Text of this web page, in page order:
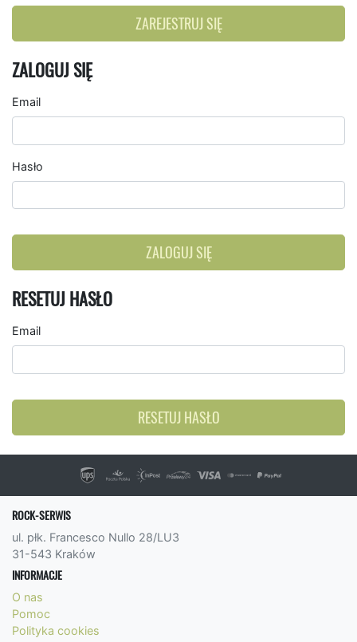
ZAREJESTRUJ SIĘ
ZALOGUJ SIĘ
Email
Hasło
ZALOGUJ SIĘ
RESETUJ HASŁO
Email
RESETUJ HASŁO
ROCK-SERWIS
ul. płk. Francesco Nullo 28/LU3
31-543 Kraków
INFORMACJE
O nas
Pomoc
Polityka cookies